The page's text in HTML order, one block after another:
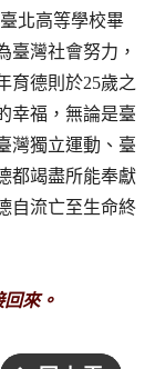
北高等學校畢
臺灣社會努力，
育德則於25歲之
幸福，無論是臺
灣獨立運動、臺
都竭盡所能奉獻
自流亡至生命終
來。